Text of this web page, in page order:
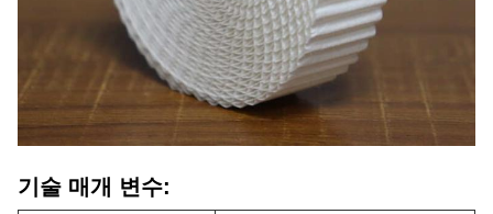
기술 매개 변수: